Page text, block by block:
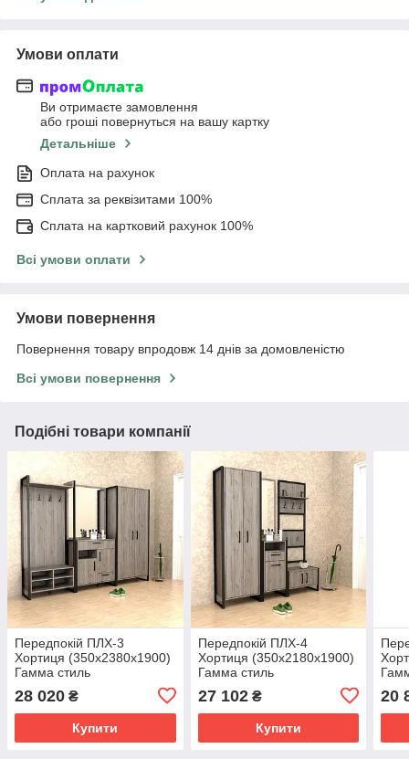
Умови оплати
Ви отримаєте замовлення
або гроші повернуться на вашу картку
Детальніше
Оплата на рахунок
Сплата за реквізитами 100%
Сплата на картковий рахунок 100%
Всі умови оплати
Умови повернення
Повернення товару впродовж 14 днів за домовленістю
Всі умови повернення
Подібні товари компанії
Передпокій ПЛХ-3
Хортиця (350x2380x1900)
Гамма стиль
28 020 ₴
Купити
Передпокій ПЛХ-4
Хортиця (350x2180x1900)
Гамма стиль
27 102₴
Купити
20